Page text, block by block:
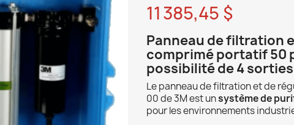
11 385,45 $
Panneau de filtration
comprimé portatif 50
possibilité de 4
Le panneau de filtration et de
00 de 3M est unsystème de
pour les environnements